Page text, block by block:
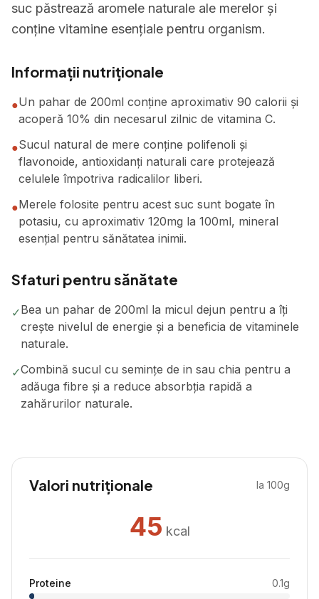
suc păstrează aromele naturale ale merelor și
conține vitamine esențiale pentru organism.
Informații nutriționale
●Un pahar de 200ml conține aproximativ 90 calorii și
acoperă 10% din necesarul zilnic de vitamina C.
●Sucul natural de mere conține polifenoli și
flavonoide, antioxidanți naturali care protejează
celulele împotriva radicalilor liberi.
●Merele folosite pentru acest suc sunt bogate în
potasiu, cu aproximativ 120mg la 100ml, mineral
esențial pentru sănătatea inimii.
Sfaturi pentru sănătate
✓Bea un pahar de 200ml la micul dejun pentru a îți
crește nivelul de energie și a beneficia de vitaminele
naturale.
✓Combină sucul cu semințe de in sau chia pentru a
adăuga fibre și a reduce absorbția rapidă a
zahărurilor naturale.
Valori nutriționale la 100g
45 kcal
Proteine 0.1g